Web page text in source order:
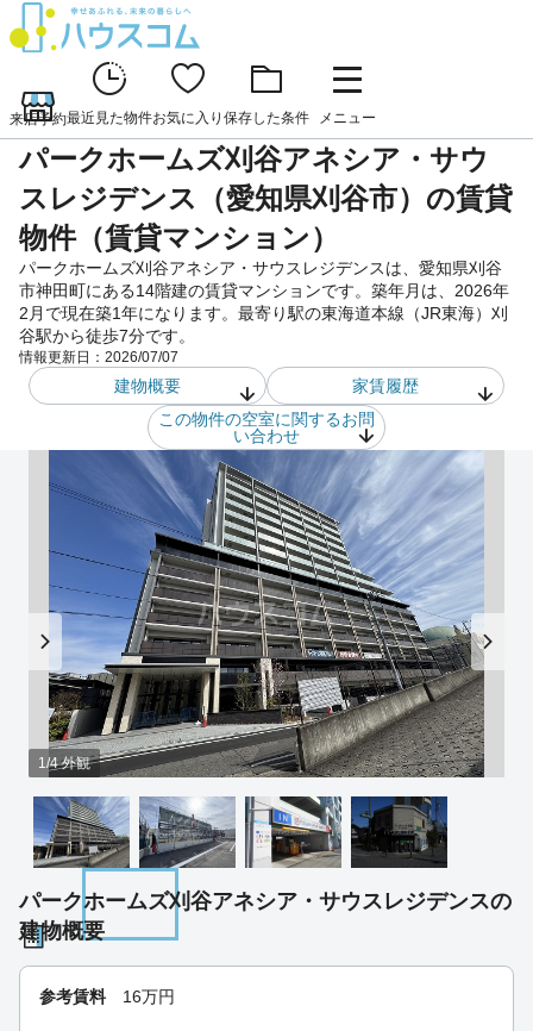
来店予約最近見た物件お気に入り 保存した条件 メニュー
パークホームズ刈谷アネシア・サウ
スレジデンス（愛知県刈谷市）の賃貸
物件（賃貸マンション）
パークホームズ刈谷アネシア・サウスレジデンスは、愛知県刈谷
市神田町にある14階建の賃貸マンションです。築年月は、2026年
2月で現在築1年になります。最寄り駅の東海道本線（JR東海）刈
谷駅から徒歩7分です。
情報更新日： 2026/07/07
建物概要
家賃履歴
この物件の空室に関するお問
い合わせ
1/4 外観
パークホームズ刈谷アネシア・サウスレジデンスの
建物概要
参考賃料 16万円